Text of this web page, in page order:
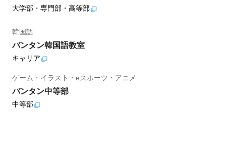
大学部・専門部・高等部
韓国語
バンタン韓国語教室
キャリア
ゲーム・イラスト・eスポーツ・アニメ
バンタン中等部
中等部